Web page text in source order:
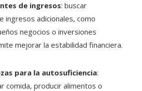
de ingresos: buscar
ingresos adicionales, como
negocios o inversiones
mejorar la estabilidad financiera.
para la autosuficiencia:
comida, producir alimentos o